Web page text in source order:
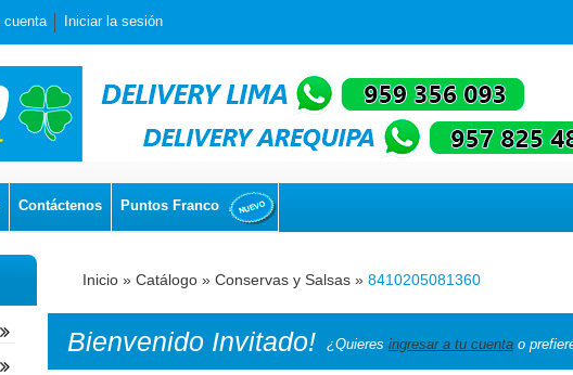
cuenta Iniciar la sesión
Contáctenos Puntos Franco
Inicio » Catálogo » Conservas y Salsas » 8410205081360
Bienvenido Invitado! ¿Quieres ingresar a tu cuenta o